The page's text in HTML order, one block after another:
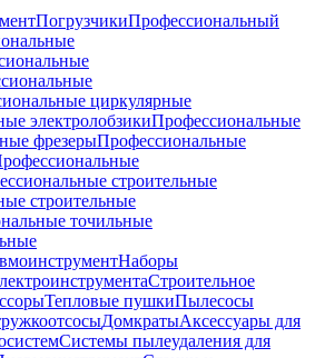
ПогрузчикиПрофессиональный
циркулярные
электролобзикиПрофессиональные
фрезерыПрофессиональные
строительные
строительные
точильные
Наборы
Строительное
Тепловые пушкиПылесосы
ДомкратыАксессуары для
Системы пылеудаления для